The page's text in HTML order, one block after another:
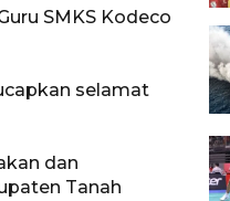
SMKS Kodeco
selamat
dan
Tanah